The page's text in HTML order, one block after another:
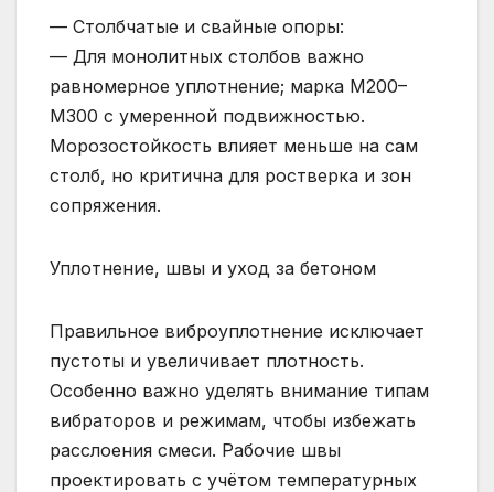
— Столбчатые и свайные опоры:
— Для монолитных столбов важно
равномерное уплотнение; марка М200–
М300 с умеренной подвижностью.
Морозостойкость влияет меньше на сам
столб, но критична для ростверка и зон
сопряжения.
Уплотнение, швы и уход за бетоном
Правильное виброуплотнение исключает
пустоты и увеличивает плотность.
Особенно важно уделять внимание типам
вибраторов и режимам, чтобы избежать
расслоения смеси. Рабочие швы
проектировать с учётом температурных